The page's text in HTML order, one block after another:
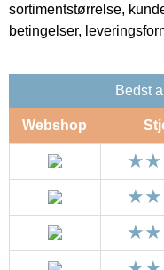
sortimentstørrelse,
betingelser,
Bedst
Webshop